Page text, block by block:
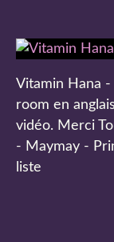
Vitamin Hana -
room en
vidéo. Merci
- Maymay -
liste